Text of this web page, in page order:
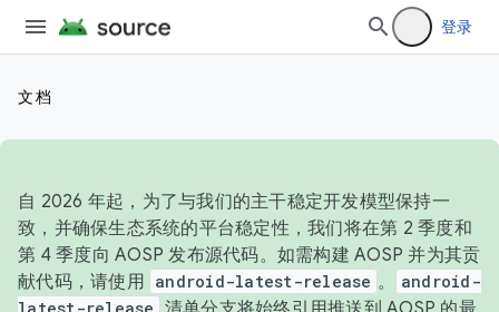
登录
文档
自 2026 年起，为了与我们的主干稳定开发模型保持一
致，并确保生态系统的平台稳定性，我们将在第 2 季度和
第 4 季度向 AOSP 发布源代码。如需构建 AOSP 并为其贡
献代码，请使用 android-latest-release 。
android-